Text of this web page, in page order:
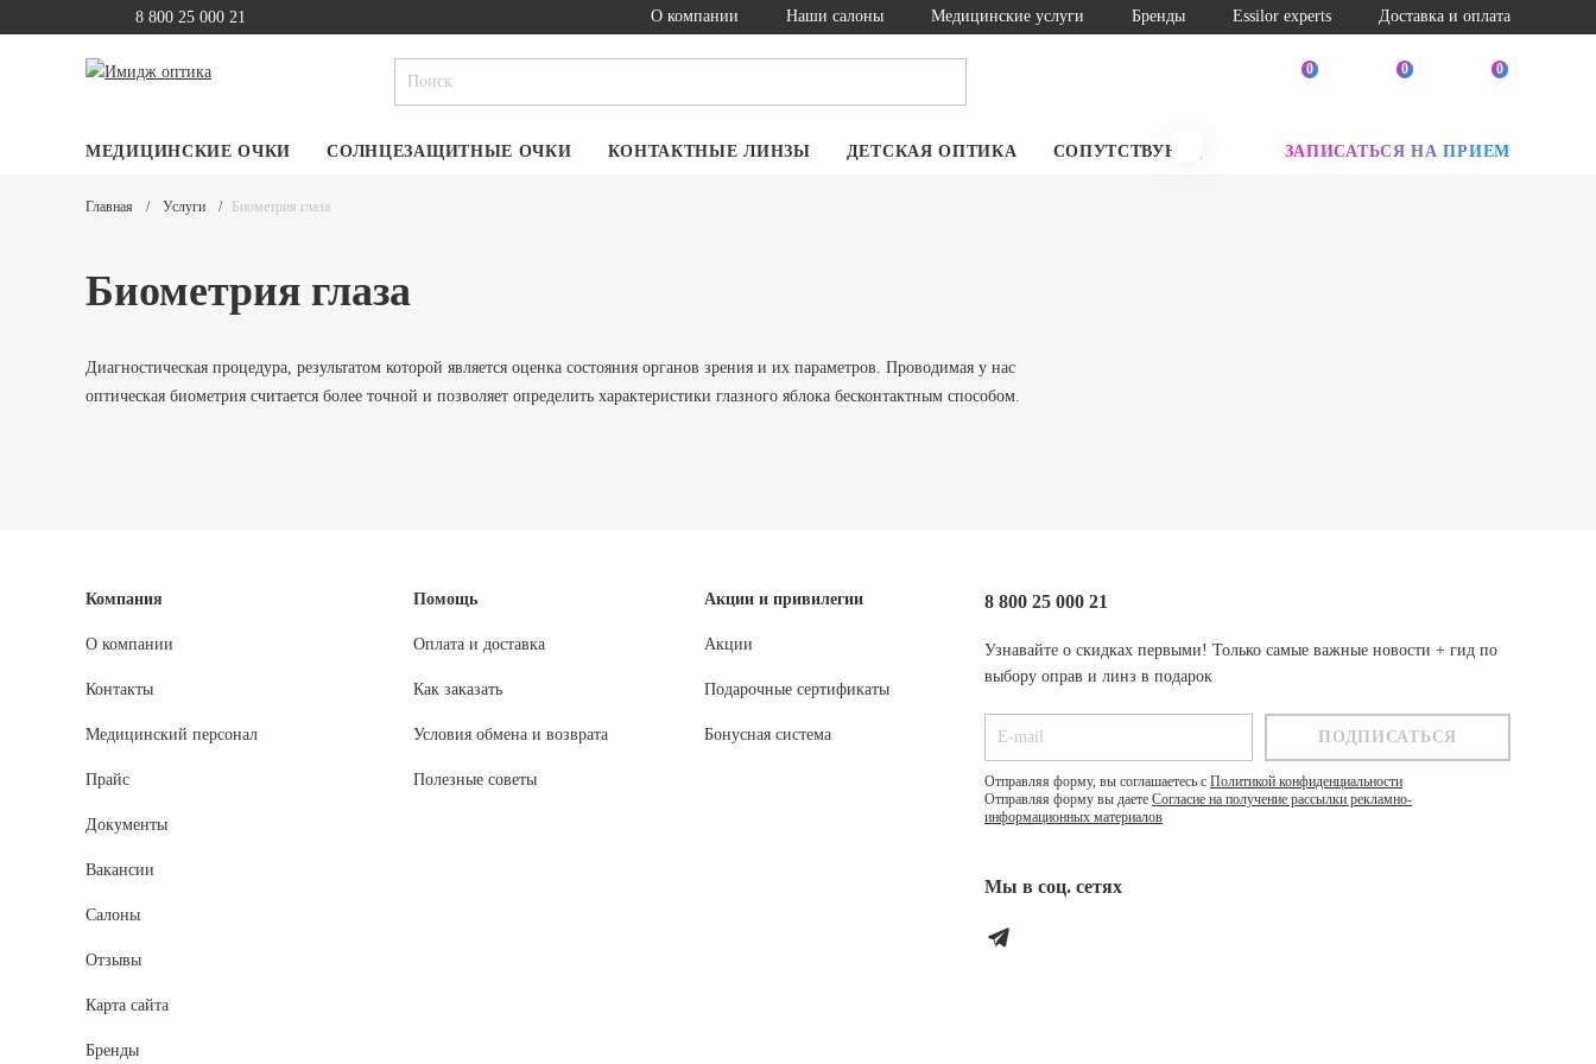
8 800 25 000 21 О компании Наши салоны Медицинские услуги Бренды Essilor experts Доставка и оплата
0 0 0
МЕДИЦИНСКИЕ ОЧКИ СОЛНЦЕЗАЩИТНЫЕ ОЧКИ КОНТАКТНЫЕ ЛИНЗЫ ДЕТСКАЯ ОПТИКА СОПУТСТВУЮЩИЕ ТОВАРЫ SALE
ЗАПИСАТЬСЯ НА ПРИЕМ
Главная Услуги Биометрия глаза
Биометрия глаза
Диагностическая процедура, результатом которой является оценка состояния органов зрения и их параметров. Проводимая у нас
оптическая биометрия считается более точной и позволяет определить характеристики глазного яблока бесконтактным способом.
Компания
О компании
Контакты
Медицинский персонал
Прайс
Документы
Вакансии
Салоны
Отзывы
Карта сайта
Бренды
Помощь
Оплата и доставка
Как заказать
Условия обмена и возврата
Полезные советы
Акции и привилегии
Акции
Подарочные сертификаты
Бонусная система
Мы в соц. cетях
8 800 25 000 21
Узнавайте о скидках первыми! Только самые важные новости + гид по
выбору оправ и линз в подарок
Отправляя форму, вы соглашаетесь с Политикой конфиденциальности
Отправляя форму вы даете Согласие на получение рассылки рекламно-
информационных материалов